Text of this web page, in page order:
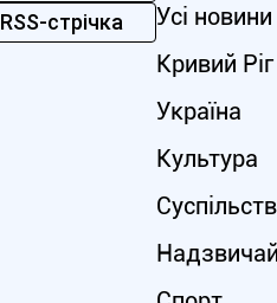
RSS-стрічка
Усі новини
Кривий Ріг
Україна
Культура